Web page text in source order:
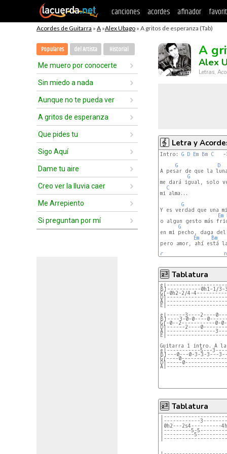
canciones acordes afinador
Acordes de Guitarra » A »Alex Ubago » A gritos de esperanza (Tab)
Populares del Artista Historial
Me muero por conocerte
Sin miedo a nada
Aunque no te pueda ver
A gritos de esperanza
Que pides tu
Sigo Aquí
Dame tu aire
Creo ver la lluvia caer
Me Arrepiento
Si preguntan por mí
A
Alex
Letras,
Letra y
Intro: G D Em Bm C
G
D
A pesar de que la
G
me dará igual, solo
C
mi alma...
G
Y es verdad que una
Em
o algun gesto más
G
en mi pecho, daga
Em
Bm
pero amor, ahí está
C
D
Tablatura
B|-----------0h1-1/3-
G|-0h2-2/4-
e|------3----2----
B|----3-0-0----
G|-0--2-----------
D|------2----
A|----------------
e|-----------5---
B|---0---0-3-3-3---
G|----
D|-----
Tablatura
|------------
|---------5-
|----------